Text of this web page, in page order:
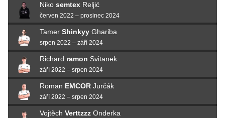
Niko semtex Reljić
červen 2022 – prosinec 2024
Tamer Shinkyy Ghariba
srpen 2022 – září 2024
Richard ramon Svitanek
září 2022 – srpen 2024
Roman EMCOR Jurčák
září 2022 – srpen 2024
Vojtěch Verttzzz Onderka